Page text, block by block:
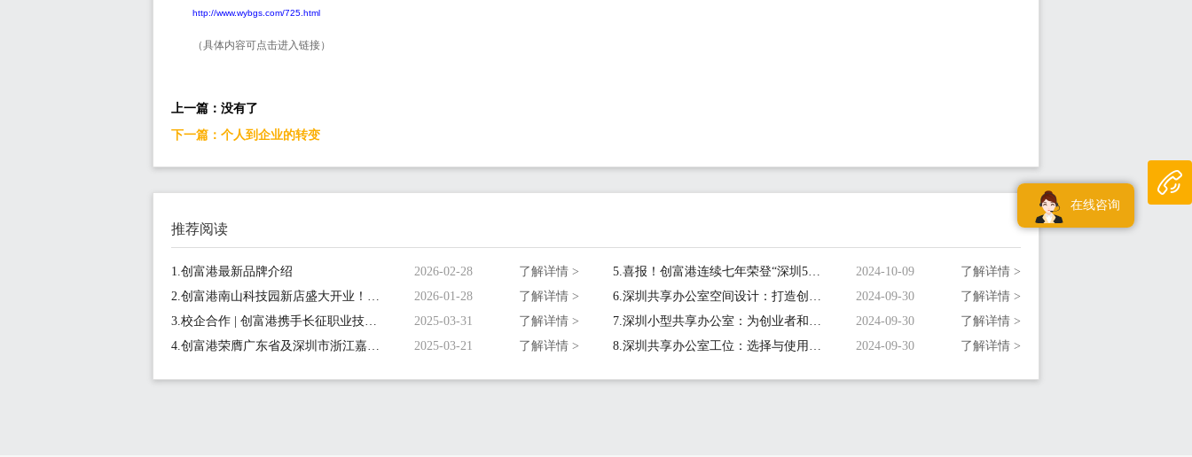
http://www.wybgs.com/725.html
（具体内容可点击进入链接）
上一篇：没有了
下一篇：个人到企业的转变
推荐阅读
1.创富港最新品牌介绍 2026-02-28
了解详情 >
2.创富港南山科技园新店盛大开业！坐拥金融科技核心区，1-15人间1180元/月起
2026-01-28
了解详情 >
3.校企合作 | 创富港携手长征职业技术学院正式启动《新媒体营销实战营》项目
2025-03-31
了解详情 >
4.创富港荣膺广东省及深圳市浙江嘉兴商会会员单位，共筑创业生态圈
2025-03-21 了解详情 >
5.喜报！创富港连续七年荣登“深圳500强企业”榜单！ 2024-10-09
了解详情 >
6.深圳共享办公室空间设计：打造创新协作的办公空间
2024-09-30
了解详情 >
7.深圳小型共享办公室：为创业者和小型企业量身定制
2024-09-30
了解详情 >
8.深圳共享办公室工位：选择与使用指南
2024-09-30 了解详情 >
在线咨询